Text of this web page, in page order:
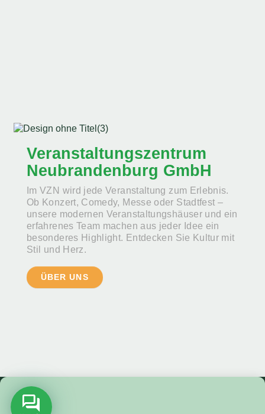
Veranstaltungszentrum
Neubrandenburg GmbH
Im VZN wird jede Veranstaltung zum Erlebnis.
Ob Konzert, Comedy, Messe oder Stadtfest –
unsere modernen Veranstaltungshäuser und ein
erfahrenes Team machen aus jeder Idee ein
besonderes Highlight. Entdecken Sie Kultur mit
Stil und Herz.
ÜBER UNS